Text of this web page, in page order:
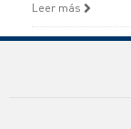
Leer más